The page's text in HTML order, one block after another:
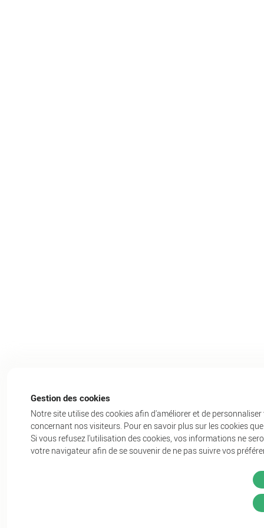
Gestion des cookies
Notre site utilise des cookies afin d'améliorer et de
concernant nos visiteurs. Pour en savoir plus sur les cookies
Si vous refusez l'utilisation des cookies, vos informations ne
votre navigateur afin de se souvenir de ne pas suivre vos